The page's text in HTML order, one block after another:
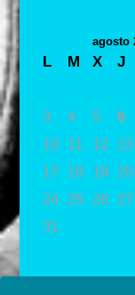
agosto
L M X J
3
4 5 6
10
11 12 13
17
18 19 20
24
25 26 27
31